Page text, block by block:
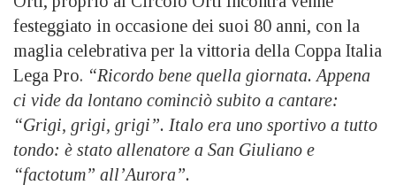
festeggiato in occasione dei suoi 80 anni, con la
maglia celebrativa per la vittoria della Coppa Italia
Lega Pro. “Ricordo bene quella giornata. Appena
ci vide da lontano cominciò subito a cantare:
“Grigi, grigi, grigi”. Italo era uno sportivo a tutto
tondo: è stato allenatore a San Giuliano e
“factotum” all’Aurora”.